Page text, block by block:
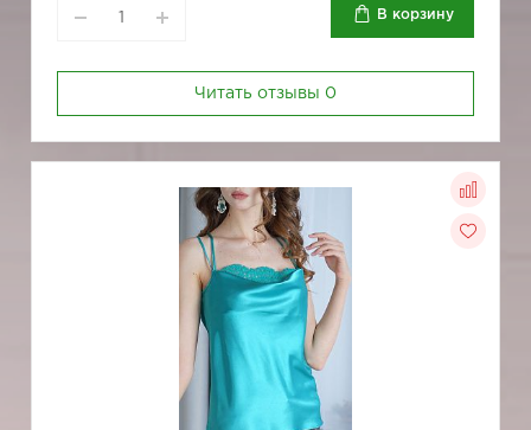
В корзину
Читать отзывы 0